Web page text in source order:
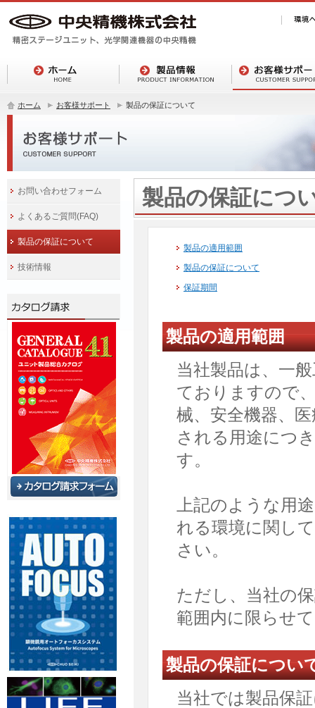
ホーム お客様サポート 製品の保証について
製品の保証につ
製品の適用範囲
製品の保証について
保証期間
製品の適用範囲
当社製品は、一
ておりますので
械、安全機器、
される用途につ
す。
上記のような用
れる環境に関し
さい。
ただし、当社の
範囲内に限らせ
製品の保証につい
当社では製品保
お問い合わせフォーム
よくあるご質問(FAQ)
製品の保証について
技術情報